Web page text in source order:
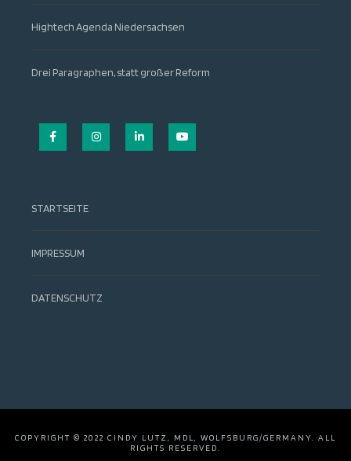
Hightech Agenda Niedersachsen
Drei Paragraphen, statt großer Reform
Facebook Instagram LinkedIn
STARTSEITE
IMPRESSUM
DATENSCHUTZ
COPYRIGHT © 2022 CINDY LUTZ, MDL, WOLFSBURG/GERMANY. ALL
RIGHTS RESERVED.